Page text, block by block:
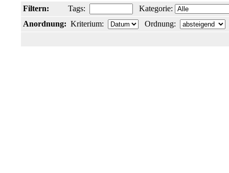
Filtern: Tags:
Kategorie:
Anordnung: Kriterium: Ordnung: